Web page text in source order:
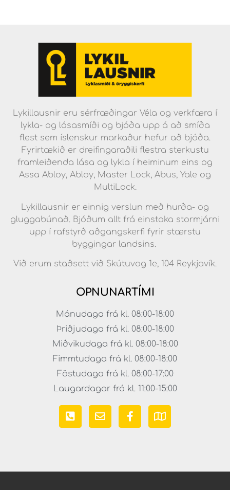
Lykillausnir eru sérfræðingar Véla og verkfæra í
lykla- og lásasmíði og bjóða upp á að smíða
flest sem íslenskur markaður hefur að bjóða.
Fyrirtækið er dreifingaraðili flestra sterkustu
framleiðenda lása og lykla í heiminum eins og
Assa Abloy, Abloy, Master Lock, Abus, Yale og
MultiLock.
Lykillausnir er einnig verslun með hurða- og
gluggabúnað. Bjóðum allt frá einstaka stormjárni
upp í rafstyrð aðgangskerfi fyrir stærstu
byggingar landsins.
Við erum staðsett við Skútuvog 1e, 104 Reykjavík.
OPNUNARTÍMI
Mánudaga frá kl. 08:00-18:00
Þriðjudaga frá kl. 08:00-18:00
Miðvikudaga frá kl. 08:00-18:00
Fimmtudaga frá kl. 08:00-18:00
Föstudaga frá kl. 08:00-17:00
Laugardagar frá kl. 11:00-15:00